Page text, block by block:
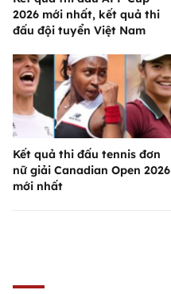
2026 mới nhất, kết quả thi
đấu đội tuyển Việt Nam
Kết quả thi đấu tennis đơn
nữ giải Canadian Open 2026
mới nhất